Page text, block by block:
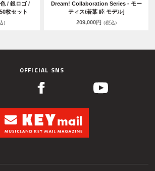
/ 銀ロゴ /
枚セット
)
Dream! Collaboration Series - モー
ティス/若葉 睦 モデル]
209,000円 (税込)
OFFICIAL SNS